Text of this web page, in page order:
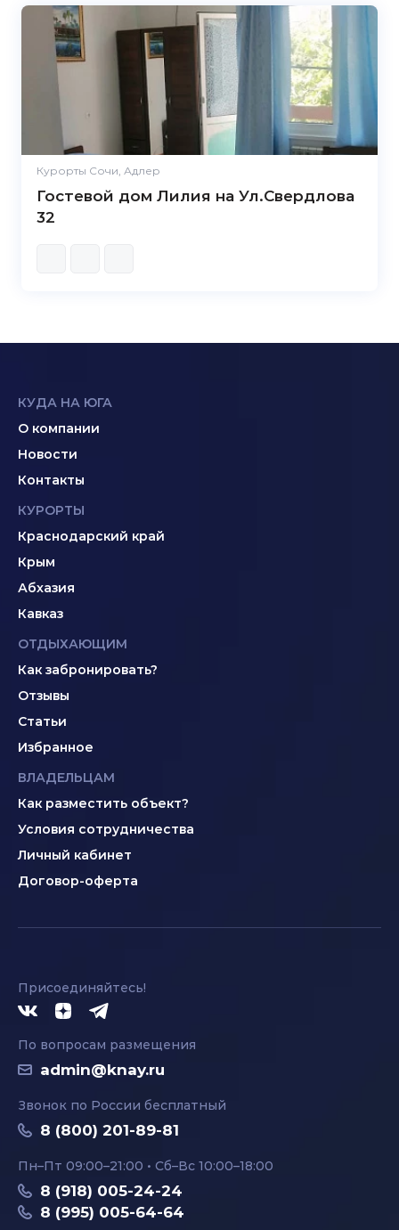
Курорты Сочи, Адлер
Гостевой дом Лилия на Ул.Свердлова
32
КУДА НА ЮГА
О компании
Новости
Контакты
КУРОРТЫ
Краснодарский край
Крым
Абхазия
Кавказ
ОТДЫХАЮЩИМ
Как забронировать?
Отзывы
Статьи
Избранное
ВЛАДЕЛЬЦАМ
Как разместить объект?
Условия сотрудничества
Личный кабинет
Договор-оферта
Присоединяйтесь!
По вопросам размещения
admin@knay.ru
Звонок по России бесплатный
8 (800) 201-89-81
Пн–Пт 09:00–21:00 • Сб–Вс 10:00–18:00
8 (918) 005-24-24
8 (995) 005-64-64